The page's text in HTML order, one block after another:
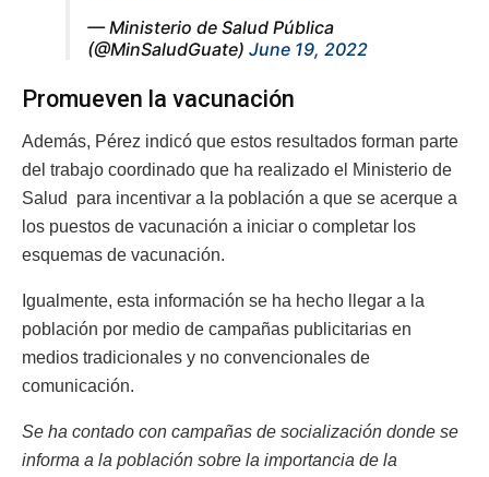
— Ministerio de Salud Pública
(@MinSaludGuate) June 19, 2022
Promueven la vacunación
Además, Pérez indicó que estos resultados forman parte
del trabajo coordinado que ha realizado el Ministerio de
Salud para incentivar a la población a que se acerque a
los puestos de vacunación a iniciar o completar los
esquemas de vacunación.
Igualmente, esta información se ha hecho llegar a la
población por medio de campañas publicitarias en
medios tradicionales y no convencionales de
comunicación.
Se ha contado con campañas de socialización donde se
informa a la población sobre la importancia de la